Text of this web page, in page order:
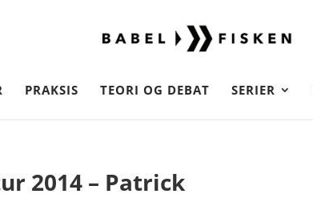
PRAKSIS TEORI OG DEBAT SERIER
2014 – Patrick